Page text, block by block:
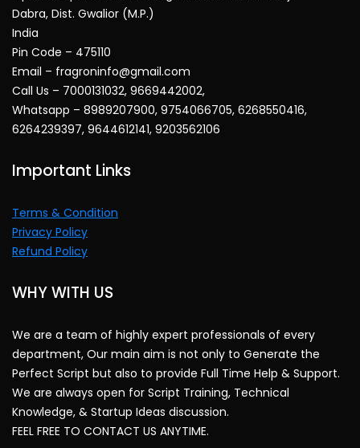
Dabra, Dist. Gwalior (M.P.)
India
Pin Code – 475110
Email – fragroninfo@gmail.com
Call Us – 7000131032, 9669442002,
Whatsapp – 8989207900, 9754066705, 6268550416,
6264239397, 9644612141, 9203562106
Important Links
Terms & Condition
Privacy Policy
Refund Policy
WHY WITH US
We are a team of highly expert professionals of every
department, Our main aim is not only to Generate the
Perfect Script but also to provide Full Time Help & Support.
We are always open for Script Training, Technical
Knowledge, & Startup Ideas discussion.
FEEL FREE TO CONTACT US ANYTIME.